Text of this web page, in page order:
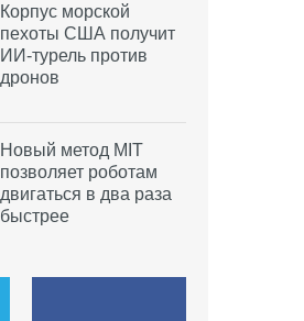
Корпус морской
пехоты США получит
ИИ-турель против
дронов
Новый метод MIT
позволяет роботам
двигаться в два раза
быстрее